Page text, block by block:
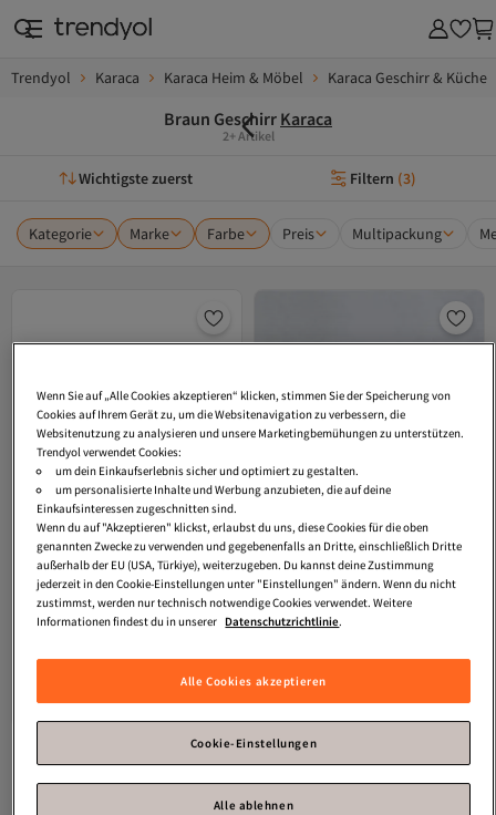
Trendyol Karaca Karaca Heim & Möbel Karaca Geschirr & Küche
Braun Geschirr Karaca
2+ Artikel
Wichtigste zuerst Filtern (3)
Kategorie Marke Farbe Preis Multipackung
14,
Platz 2 der Top-Favoriten
Servierset
4.6
Versand kostenlos ab 35€
26,
1
Wenn Sie auf „Alle Cookies akzeptieren“ klicken, stimmen Sie der Speicherung von
Cookies auf Ihrem Gerät zu, um die Websitenavigation zu verbessern, die
Websitenutzung zu analysieren und unsere Marketingbemühungen zu unterstützen.
Trendyol verwendet Cookies:
um dein Einkaufserlebnis sicher und optimiert zu gestalten.
um personalisierte Inhalte und Werbung anzubieten, die auf deine
Einkaufsinteressen zugeschnitten sind.
Wenn du auf "Akzeptieren" klickst, erlaubst du uns, diese Cookies für die oben
genannten Zwecke zu verwenden und gegebenenfalls an Dritte, einschließlich Dritte
außerhalb der EU (USA, Türkiye), weiterzugeben. Du kannst deine Zustimmung
jederzeit in den Cookie-Einstellungen unter "Einstellungen" ändern. Wenn du nicht
zustimmst, werden nur technisch notwendige Cookies verwendet. Weitere
Informationen findest du in unserer Datenschutzrichtlinie.
Alle Cookies akzeptieren
Cookie-Einstellungen
Alle ablehnen